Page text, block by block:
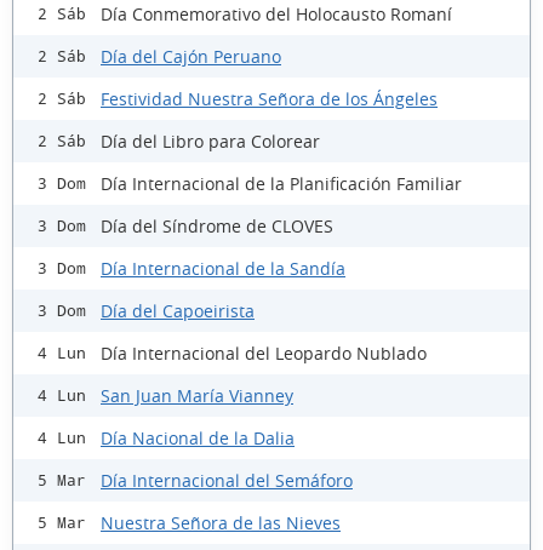
2 Sáb Día Conmemorativo del Holocausto Romaní
2 Sáb Día del Cajón Peruano
2 Sáb Festividad Nuestra Señora de los Ángeles
2 Sáb Día del Libro para Colorear
3 Dom Día Internacional de la Planificación Familiar
3 Dom Día del Síndrome de CLOVES
3 Dom Día Internacional de la Sandía
3 Dom Día del Capoeirista
4 Lun Día Internacional del Leopardo Nublado
4 Lun San Juan María Vianney
4 Lun Día Nacional de la Dalia
5 Mar Día Internacional del Semáforo
5 Mar Nuestra Señora de las Nieves